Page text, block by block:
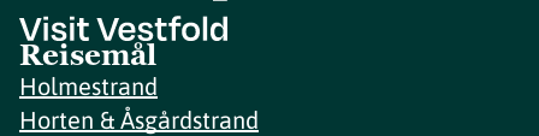
Reisemål
Holmestrand
Horten & Åsgårdstrand